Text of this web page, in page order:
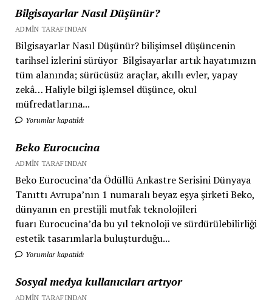
Bilgisayarlar Nasıl Düşünür?
ADMIN TARAFINDAN
Bilgisayarlar Nasıl Düşünür? bilişimsel düşüncenin
tarihsel izlerini sürüyor Bilgisayarlar artık hayatımızın
tüm alanında; sürücüsüz araçlar, akıllı evler, yapay
zekâ… Haliyle bilgi işlemsel düşünce, okul
müfredatlarına...
Yorumlar kapatıldı
Beko Eurocucina
ADMIN TARAFINDAN
Beko Eurocucina’da Ödüllü Ankastre Serisini Dünyaya
Tanıttı Avrupa’nın 1 numaralı beyaz eşya şirketi Beko,
dünyanın en prestijli mutfak teknolojileri
fuarı Eurocucina’da bu yıl teknoloji ve sürdürülebilirliği
estetik tasarımlarla buluşturduğu...
Yorumlar kapatıldı
Sosyal medya kullanıcıları artıyor
ADMIN TARAFINDAN